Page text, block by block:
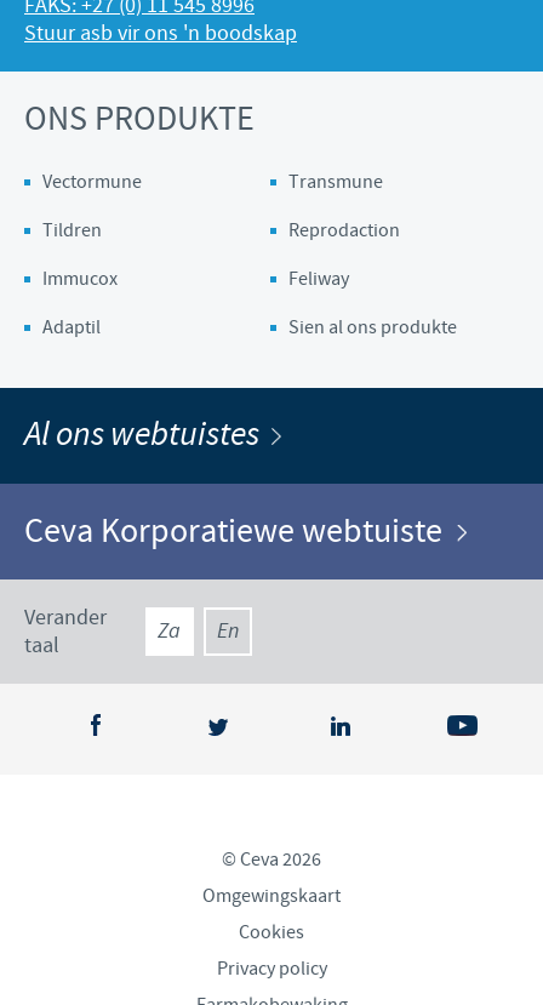
Stuur asb vir ons 'n boodskap
ONS PRODUKTE
Vectormune
Transmune
Tildren
Reprodaction
Immucox
Feliway
Adaptil
Sien al ons produkte
Al ons webtuistes
Ceva Korporatiewe webtuiste
Verander
taal
Za En
© Ceva 2026
Omgewingskaart
Cookies
Privacy policy